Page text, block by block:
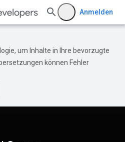
Anmelden
um Inhalte in Ihre bevorzugte
können Fehler